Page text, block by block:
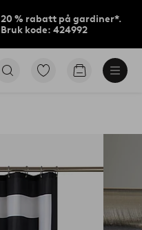
20 % rabatt på gardiner*.
Bruk kode: 424992
Gå
Gå